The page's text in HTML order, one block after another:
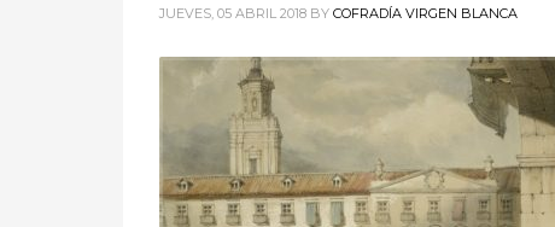
JUEVES, 05 ABRIL 2018 BY COFRADÍA VIRGEN BLANCA